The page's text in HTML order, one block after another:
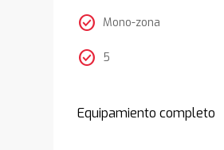
check_circle Mono-zona
check_circle 5
Equipamiento completo